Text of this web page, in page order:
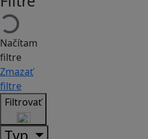
Načítam
filtre
Zmazať
filtre
Filtrovať